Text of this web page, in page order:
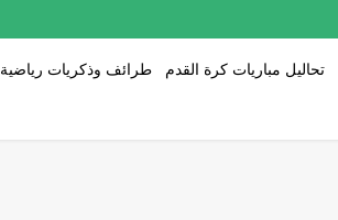
تحاليل مباريات كرة القدم طرائف وذكريات رياضية